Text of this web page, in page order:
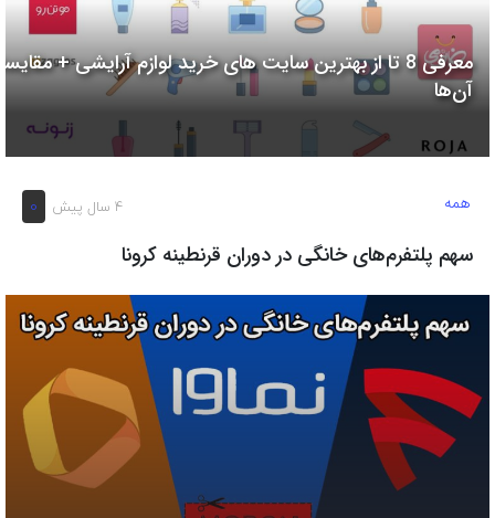
لینک
معرفی 8 تا از بهترین سایت های خرید لوازم آرایشی +
آن‌ها
4 سال پیش 0 همه
سهم پلتفرم‌های خانگی در دوران قرنطینه کرونا